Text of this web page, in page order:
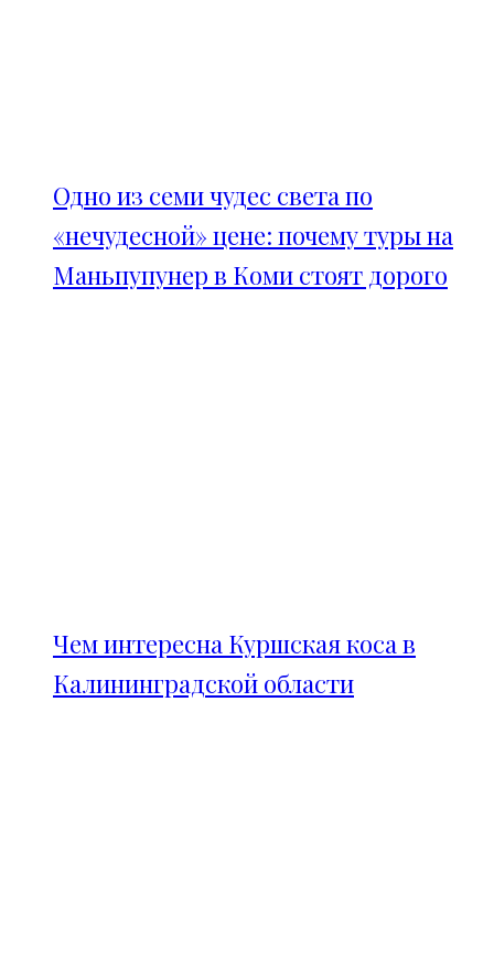
Одно из семи чудес света по
«нечудесной» цене: почему туры на
Маньпупунер в Коми стоят дорого
Чем интересна Куршская коса в
Калининградской области